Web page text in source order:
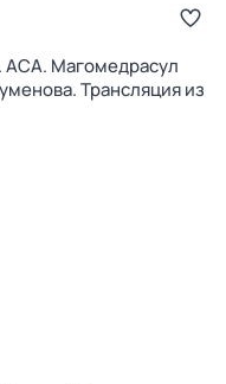
Магомедрасул
Трансляция из